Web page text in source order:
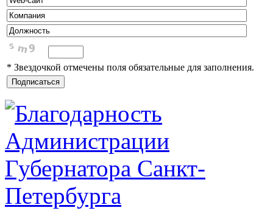
* Звездочкой отмечены поля обязательные для заполнения.